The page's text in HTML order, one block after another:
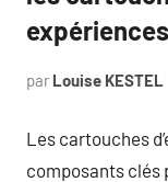
par Louise KESTEL
Les cartouches
composants clés